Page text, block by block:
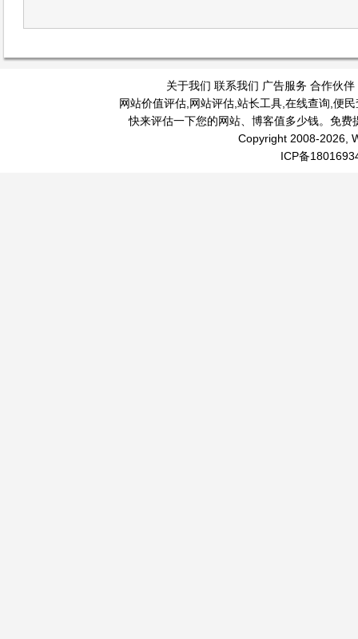
关于我们 联系我们 广告服务 合作伙伴
网站价值评估, 网站评估, 站长工具, 在线查询 便民
快来评估一下您的网站、博客值多少钱。免
Copyright 2008-2026,
ICP备